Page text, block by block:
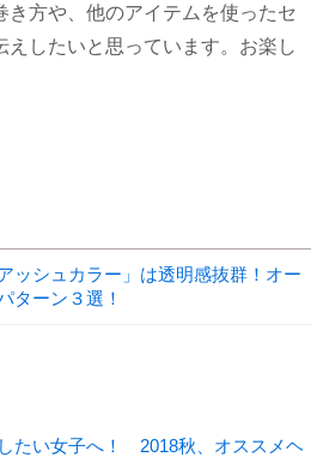
き方や、他のアイテムを使ったセ
えしたいと思っています。お楽し
ッシュカラー」は透明感抜群！オー
ターン３選！
たい女子へ！ 2018秋、オススメヘ